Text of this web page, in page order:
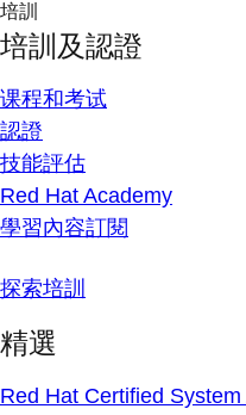
培訓
培訓及認證
课程和考试
認證
技能評估
Red Hat Academy
學習內容訂閱
探索培訓
精選
Red Hat Certified